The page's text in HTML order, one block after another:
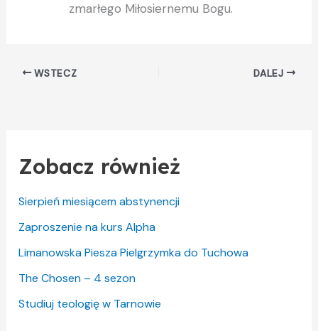
zmarłego Miłosiernemu Bogu.
WSTECZ DALEJ
Zobacz również
Sierpień miesiącem abstynencji
Zaproszenie na kurs Alpha
Limanowska Piesza Pielgrzymka do Tuchowa
The Chosen – 4 sezon
Studiuj teologię w Tarnowie